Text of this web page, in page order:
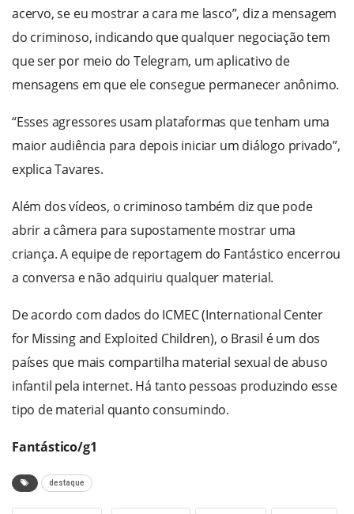
acervo, se eu mostrar a cara me lasco”, diz a mensagem
do criminoso, indicando que qualquer negociação tem
que ser por meio do Telegram, um aplicativo de
mensagens em que ele consegue permanecer anônimo.
“Esses agressores usam plataformas que tenham uma
maior audiência para depois iniciar um diálogo privado”,
explica Tavares.
Além dos vídeos, o criminoso também diz que pode
abrir a câmera para supostamente mostrar uma
criança. A equipe de reportagem do Fantástico encerrou
a conversa e não adquiriu qualquer material.
De acordo com dados do ICMEC (International Center
for Missing and Exploited Children), o Brasil é um dos
países que mais compartilha material sexual de abuso
infantil pela internet. Há tanto pessoas produzindo esse
tipo de material quanto consumindo.
Fantástico/g1
destaque